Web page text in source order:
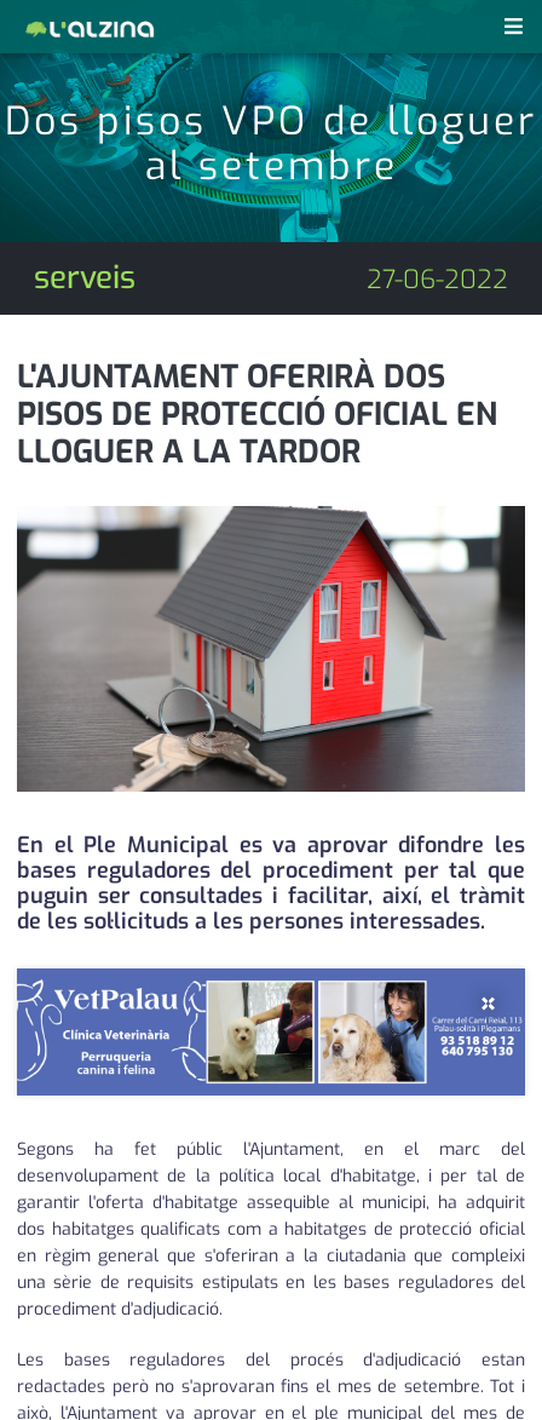
notícies
últimes notícies
activitats
agenda
empresa
entrevista
esports
medi ambient
opinió
política
promo serveis
reportatge
serveis
societat
successos
urbanisme
editorial
revistes pdf
anunciants
contacte
farmàcies
telèfons
calendari
Dos pisos VPO de lloguer
al setembre
serveis 27-06-2022
L'AJUNTAMENT OFERIRÀ DOS
PISOS DE PROTECCIÓ OFICIAL EN
LLOGUER A LA TARDOR
En el Ple Municipal es va aprovar difondre les
bases reguladores del procediment per tal que
puguin ser consultades i facilitar, així, el tràmit
de les sol·licituds a les persones interessades.
×
Segons ha fet públic l'Ajuntament, en el marc del
desenvolupament de la política local d'habitatge, i per tal de
garantir l'oferta d'habitatge assequible al municipi, ha adquirit
dos habitatges qualificats com a habitatges de protecció oficial
en règim general que s'oferiran a la ciutadania que compleixi
una sèrie de requisits estipulats en les bases reguladores del
procediment d'adjudicació.
Les bases reguladores del procés d'adjudicació estan
redactades però no s'aprovaran fins el mes de setembre. Tot i
això, l'Ajuntament va aprovar en el ple municipal del mes de